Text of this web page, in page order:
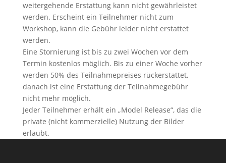
weitergehende Erstattung kann nicht gewährleistet
werden. Erscheint ein Teilnehmer nicht zum
Workshop, kann die Gebühr leider nicht erstattet
werden.
Eine Stornierung ist bis zu zwei Wochen vor dem
Termin kostenlos möglich. Bis zu einer Woche vorher
werden 50% des Teilnahmepreises rückerstattet,
danach ist eine Erstattung der Teilnahmegebühr
nicht mehr möglich.
Jeder Teilnehmer erhält ein „Model Release“, das die
private (nicht kommerzielle) Nutzung der Bilder
erlaubt.